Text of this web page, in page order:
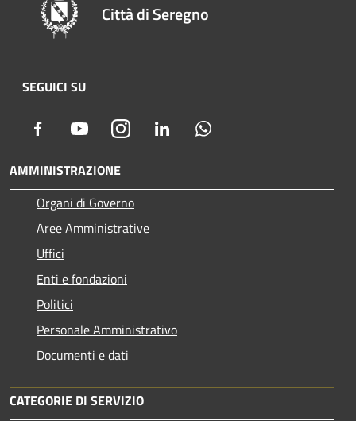
Città di Seregno
SEGUICI SU
Facebook YoutubeInstagram LinkedIn
AMMINISTRAZIONE
Organi di Governo
Aree Amministrative
Uffici
Enti e fondazioni
Politici
Personale Amministrativo
Documenti e dati
CATEGORIE DI SERVIZIO